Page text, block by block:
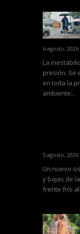
6 agosto, 2026
La
presión. Se
en toda la
ambiente...
5 agosto, 2026
Un nuevo
y bajas de
frente frío al